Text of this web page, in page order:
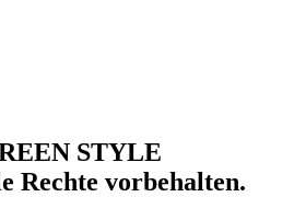
STYLE
vorbehalten.